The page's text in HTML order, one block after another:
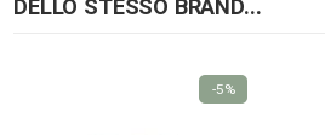
DELLO STESSO BRAND...
-5%